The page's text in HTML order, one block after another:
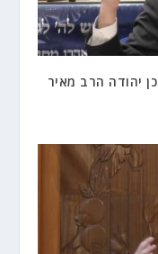
יהודה הרב מאיר